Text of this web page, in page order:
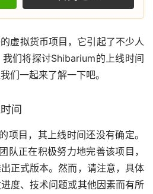
虚拟货币项目，它引起了不少人
们将探讨Shibarium的上线时间
们一起来了解一下吧。
间
项目，其上线时间还没有确定。
队正在积极努力地完善该项目，
正式版本。然而，请注意，具体
度、技术问题或其他因素而有所